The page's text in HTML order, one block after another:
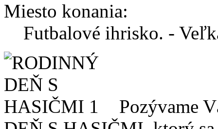
Miesto konania:
Futbalové ihrisko. -
Pozývame